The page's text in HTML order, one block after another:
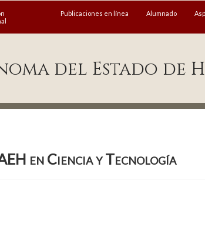
Publicaciones en línea Alumnado
del Estado de
en Ciencia y Tecnología